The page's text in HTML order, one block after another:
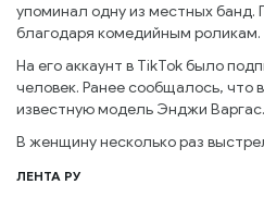
упоминал одну из местных банд.
благодаря комедийным роликам.
На его аккаунт в TikTok было
человек. Ранее сообщалось, что
известную модель Энджи Варгас.
В женщину несколько раз
ЛЕНТА РУ